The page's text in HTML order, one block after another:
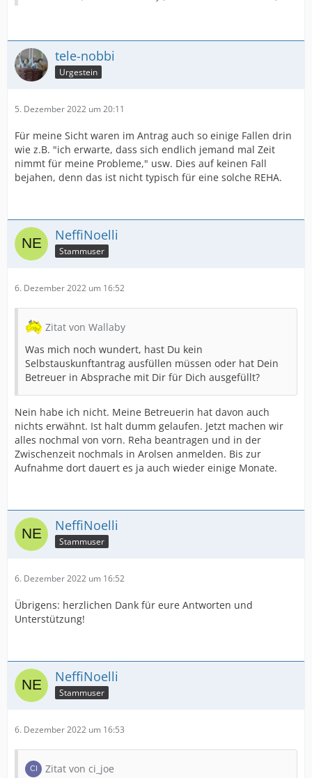
tele-nobbi
Urgestein
5. Dezember 2022 um 20:11
Für meine Sicht waren im Antrag auch so einige Fallen drin
wie z.B. "ich erwarte, dass sich endlich jemand mal Zeit
nimmt für meine Probleme," usw. Dies auf keinen Fall
bejahen, denn das ist nicht typisch für eine solche REHA.
NeffiNoelli
Stammuser
6. Dezember 2022 um 16:52
Zitat von Wallaby
Was mich noch wundert, hast Du kein
Selbstauskunftantrag ausfüllen müssen oder hat Dein
Betreuer in Absprache mit Dir für Dich ausgefüllt?
Nein habe ich nicht. Meine Betreuerin hat davon auch
nichts erwähnt. Ist halt dumm gelaufen. Jetzt machen wir
alles nochmal von vorn. Reha beantragen und in der
Zwischenzeit nochmals in Arolsen anmelden. Bis zur
Aufnahme dort dauert es ja auch wieder einige Monate.
NeffiNoelli
Stammuser
6. Dezember 2022 um 16:52
Übrigens: herzlichen Dank für eure Antworten und
Unterstützung!
NeffiNoelli
Stammuser
6. Dezember 2022 um 16:53
Zitat von ci_joe